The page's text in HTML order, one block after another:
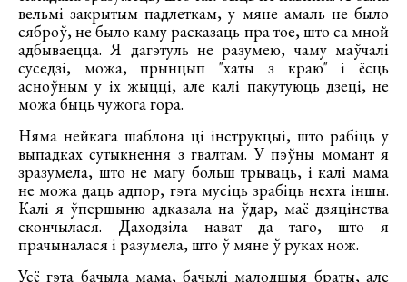
вельмі закрытым падлеткам, у мяне амаль не было
сяброў, не было каму расказаць пра тое, што са мной
адбываецца. Я дагэтуль не разумею, чаму маўчалі
суседзі, можа, прынцып "хаты з краю" і ёсць
асноўным у іх жыцці, але калі пакутуюць дзеці, не
можа быць чужога гора.
Няма нейкага шаблона ці інструкцыі, што рабіць у
выпадках сутыкнення з гвалтам. У пэўны момант я
зразумела, што не магу больш трываць, і калі мама
не можа даць адпор, гэта мусіць зрабіць нехта іншы.
Калі я ўпершыню адказала на ўдар, маё дзяцінства
скончылася. Даходзіла нават да таго, што я
прачыналася і разумела, што ў мяне ў руках нож.
Усё гэта бачыла мама, бачылі малодшыя браты, але